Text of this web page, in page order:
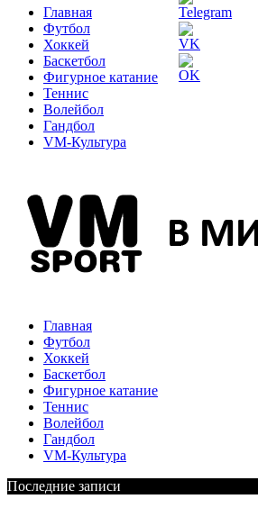
Главная
Футбол
Хоккей
Баскетбол
Фигурное катание
Теннис
Волейбол
Гандбол
VM-Культура
Главная
Футбол
Хоккей
Баскетбол
Фигурное катание
Теннис
Волейбол
Гандбол
VM-Культура
Последние записи